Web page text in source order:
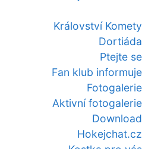
Království Komety
Dortiáda
Ptejte se
Fan klub informuje
Fotogalerie
Aktivní fotogalerie
Download
Hokejchat.cz